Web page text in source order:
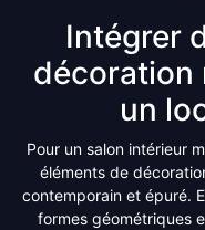
Intégrer
décoration
un
Pour un salon intérieur
éléments de
contemporain et épuré.
formes géométriques